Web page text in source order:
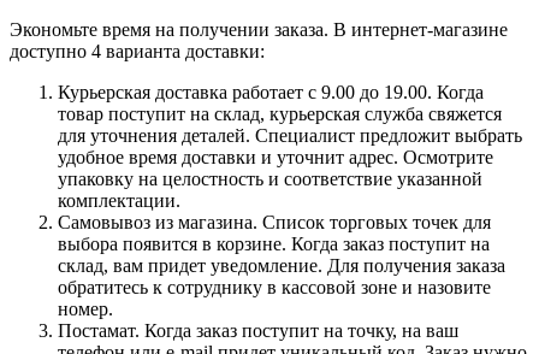
Экономьте время на получении заказа. В интернет-магазине
доступно 4 варианта доставки:
Курьерская доставка работает с 9.00 до 19.00. Когда
товар поступит на склад, курьерская служба свяжется
для уточнения деталей. Специалист предложит выбрать
удобное время доставки и уточнит адрес. Осмотрите
упаковку на целостность и соответствие указанной
комплектации.
Самовывоз из магазина. Список торговых точек для
выбора появится в корзине. Когда заказ поступит на
склад, вам придет уведомление. Для получения заказа
обратитесь к сотруднику в кассовой зоне и назовите
номер.
Постамат. Когда заказ поступит на точку, на ваш